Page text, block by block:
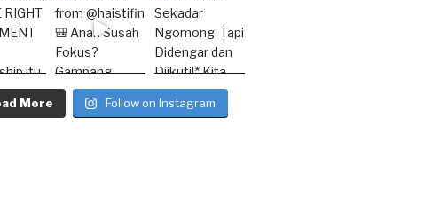
More Follow on Instagram